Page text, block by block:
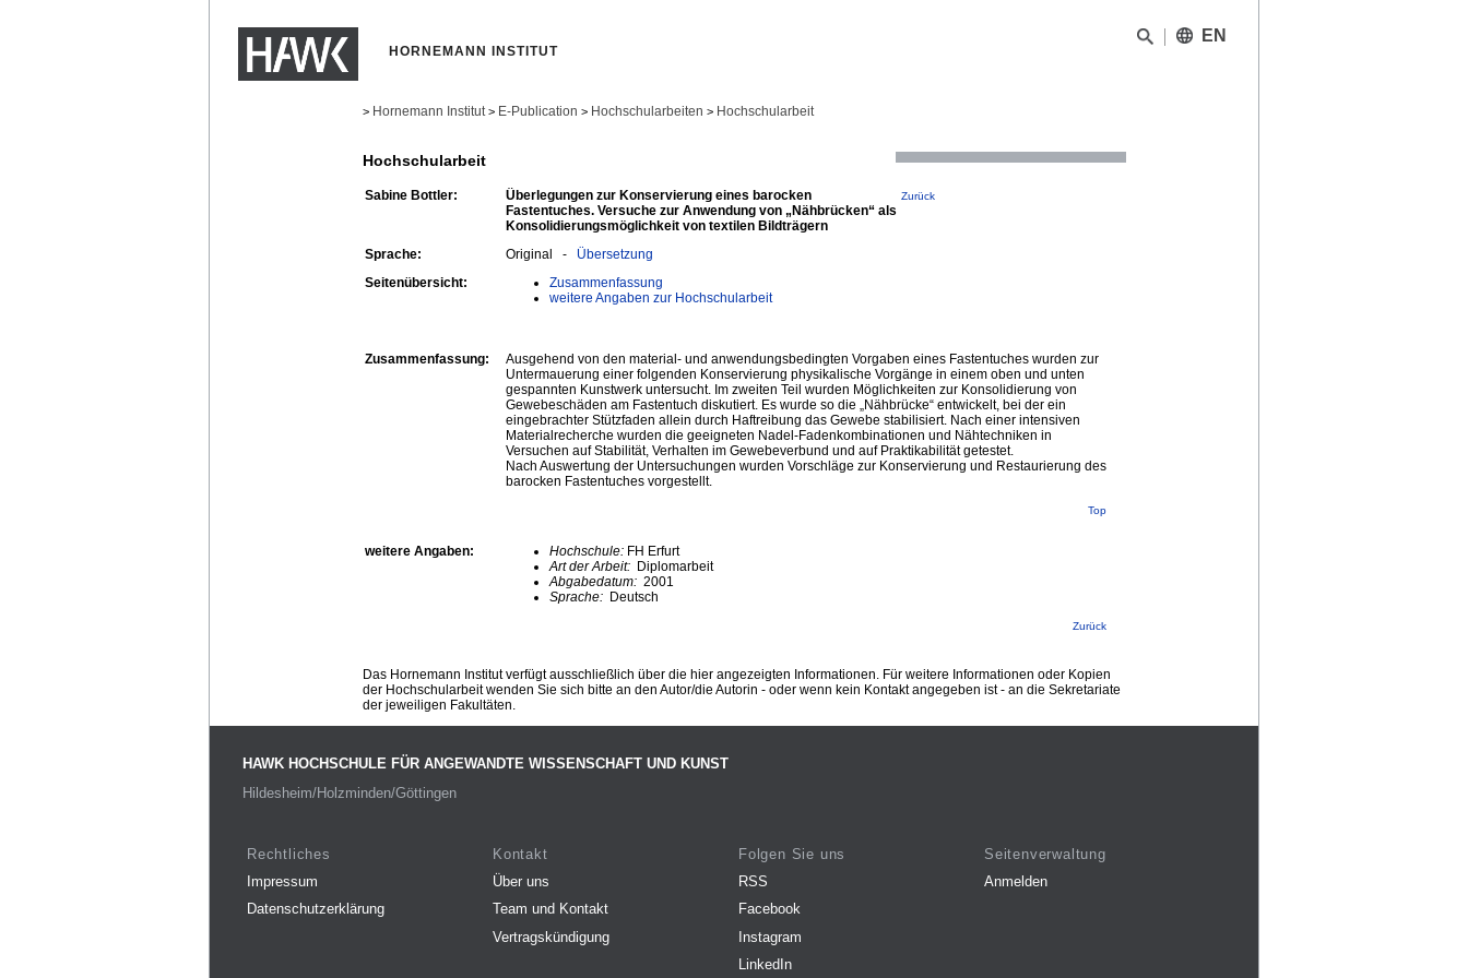
HORNEMANN INSTITUT
EN
> Hornemann Institut > E-Publication > Hochschularbeiten > Hochschularbeit
Hochschularbeit
Sabine Bottler:
Überlegungen zur Konservierung eines barocken
Fastentuches. Versuche zur Anwendung von „Nähbrücken“ als
Konsolidierungsmöglichkeit von textilen Bildträgern
Zurück
Sprache: Original - Übersetzung
Seitenübersicht:
Zusammenfassung
weitere Angaben zur Hochschularbeit
Zusammenfassung:
Ausgehend von den material‐ und anwendungsbedingten Vorgaben eines Fastentuches wurden zur
Untermauerung einer folgenden Konservierung physikalische Vorgänge in einem oben und unten
gespannten Kunstwerk untersucht. Im zweiten Teil wurden Möglichkeiten zur Konsolidierung von
Gewebeschäden am Fastentuch diskutiert. Es wurde so die „Nähbrücke“ entwickelt, bei der ein
eingebrachter Stützfaden allein durch Haftreibung das Gewebe stabilisiert. Nach einer intensiven
Materialrecherche wurden die geeigneten Nadel‐Fadenkombinationen und Nähtechniken in
Versuchen auf Stabilität, Verhalten im Gewebeverbund und auf Praktikabilität getestet.
Nach Auswertung der Untersuchungen wurden Vorschläge zur Konservierung und Restaurierung des
barocken Fastentuches vorgestellt.
Top
weitere Angaben: Hochschule: FH Erfurt
Art der Arbeit: Diplomarbeit
Abgabedatum: 2001
Sprache: Deutsch
Zurück
Das Hornemann Institut verfügt ausschließlich über die hier angezeigten Informationen. Für weitere Informationen oder Kopien
der Hochschularbeit wenden Sie sich bitte an den Autor/die Autorin - oder wenn kein Kontakt angegeben ist - an die Sekretariate
der jeweiligen Fakultäten.
HAWK HOCHSCHULE FÜR ANGEWANDTE WISSENSCHAFT UND KUNST
Hildesheim/Holzminden/Göttingen
Rechtliches
Impressum
Datenschutzerklärung
Kontakt
Über uns
Team und Kontakt
Vertragskündigung
Folgen Sie uns
RSS
Facebook
Instagram
LinkedIn
Seitenverwaltung
Anmelden